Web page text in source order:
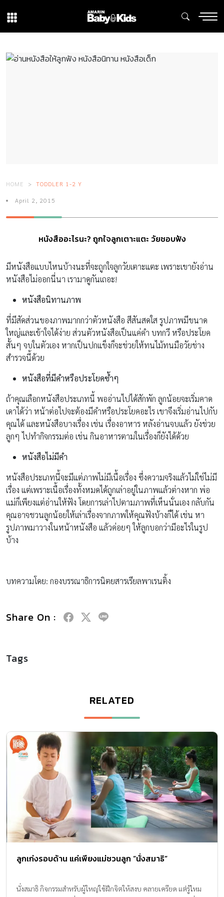
HOME TODDLER 1-2 Y
April 2, 2015
หนังสืออะไรนะ? ถูกใจลูกเตาะแตะ วัยชอบฟัง
มีหนังสือแบบไหนบ้างนะที่จะถูกใจลูกวัยเตาะแตะ เพราะเขายังอ่าน
หนังสือไม่ออกนี่นา เรามาดูกันเถอะ!
หนังสือนิทานภาพ
ที่มีสัดส่วนของภาพมากกว่าตัวหนังสือ สีสันสดใส รูปภาพมีขนาด
ใหญ่และเข้าใจได้ง่าย ส่วนตัวหนังสือเป็นแค่คำ บทกวี หรือประโยค
สั้นๆ จบในตัวเอง หากเป็นปกแข็งก็จะช่วยให้ทนไม้ทนมือวัยช่าง
สำรวจนี้ด้วย
หนังสือที่มีคำหรือประโยคซ้ำๆ
ถ้าคุณเลือกหนังสือประเภทนี้ พออ่านไปได้สักพัก ลูกน้อยจะเริ่มคาด
เดาได้ว่า หน้าต่อไปจะต้องมีคำหรือประโยคอะไร เขาจึงเริ่มอ่านไปกับ
คุณได้ และหนังสือบางเรื่อง เช่น เรื่องอาหาร หลังอ่านจบแล้ว ยังช่วย
ลูกๆ ไปทำกิจกรรมต่อ เช่น กินอาหารตามในเรื่องก็ยังได้ด้วย
หนังสือไม่มีคำ
หนังสือประเภทนี้จะมีแต่ภาพไม่มีเนื้อเรื่อง ซึ่งความจริงแล้วไม่ใช่ไม่มี
เรื่อง แต่เพราะเนื้อเรื่องทั้งหมดได้ถูกเล่าอยู่ในภาพแล้วต่างหาก พ่อ
แม่ก็เพียงแต่อ่านให้ฟัง โดยการเล่าไปตามภาพที่เห็นนั่นเอง กลับกัน
คุณอาจชวนลูกน้อยให้เล่าเรื่องจากภาพให้คุณฟังบ้างก็ได้ เช่น หา
รูปภาพมาวางในหน้าหนังสือ แล้วค่อยๆ ให้ลูกบอกว่ามีอะไรในรูป
บ้าง
บทความโดย: กองบรรณาธิการนิตยสารเรียลพาเรนติ้ง
Share On :
Tags
RELATED
ลูกเก่งรอบด้าน แค่เพียงแม่ชวนลูก “นั่งสมาธิ”
นั่งสมาธิ กิจกรรมสำหรับผู้ใหญ่ใช้ฝึกจิตให้สงบ คลายเครียด แต่รู้ไหม